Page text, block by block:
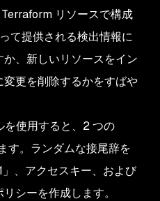
リソースで構成
て提供される検出情報に
、新しいリソースをイン
更を削除するかをすばや
使用すると、2 つの
す。ランダムな接尾辞を
、アクセスキー、および
シーを作成します。